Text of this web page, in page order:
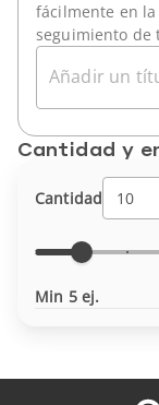
fácilmente en
seguimiento de
Añadir un
Cantidad y
Cantidad
Min 5 ej.